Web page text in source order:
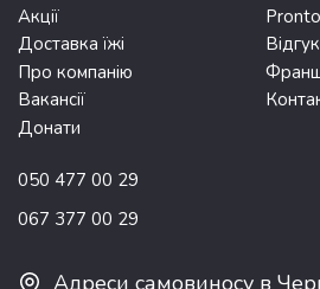
Акції
Доставка їжі
Про компанію
Вакансії
Донати
050 477 00 29
067 377 00 29
Адреси самовиносу в